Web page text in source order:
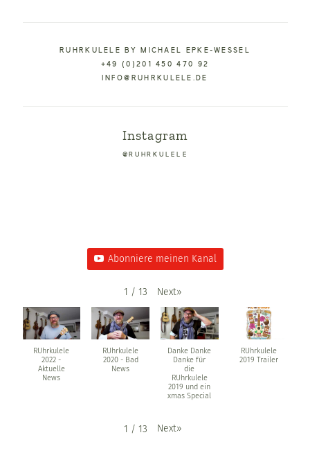
RUHRKULELE BY MICHAEL EPKE-WESSEL
+49 (0)201 450 470 92
INFO@RUHRKULELE.DE
Instagram
@RUHRKULELE
Abonniere meinen Kanal
1 / 13 Next»
RUhrkulele
2022 -
Aktuelle
News
RUhrkulele
2020 - Bad
News
Danke Danke
Danke für
die
RUhrkulele
2019 und ein
xmas Special
RUhrkulele
2019 Trailer
1 / 13 Next»